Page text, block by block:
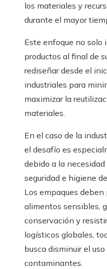
los materiales y
durante el mayor
Este enfoque no solo
productos al final de
rediseñar desde el
industriales para
maximizar la
materiales.
En el caso de la
el desafío es
debido a la
seguridad e higiene
Los empaques deben
alimentos sensibles,
conservación y
logísticos globales,
busca disminuir el
contaminantes.